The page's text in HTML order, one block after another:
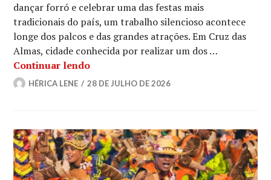
dançar forró e celebrar uma das festas mais
tradicionais do país, um trabalho silencioso acontece
longe dos palcos e das grandes atrações. Em Cruz das
Almas, cidade conhecida por realizar um dos …
Continuar lendoNos bastidores do São João: a
HÉRICA LENE 28 DE JULHO DE 2026